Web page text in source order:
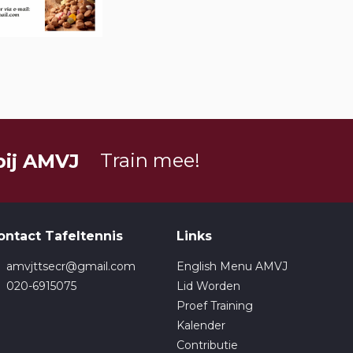
AMVJ Train mee!
Tafeltennis
amvjttsecr@gmail.com
020-6915075
Links
English Menu AMVJ
Lid Worden
Proef Training
Kalender
Contributie